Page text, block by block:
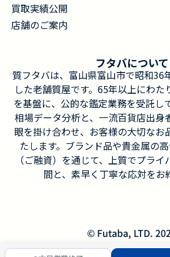
買取実績公開
店舗のご案内
フタバについて
質フタバは、富山県富山市で昭和36
した老舗質屋です。65年以上にわ
を基盤に、公的な鑑定業務を受託し
相場データ分析と、一流百貨店出身
眼を掛け合わせ、お客様の大切なお
たします。ブランド品や貴金属の
（ご融資）を通じて、上質でプラ
間と、素早く丁寧な応対をお
© Futaba, LTD.